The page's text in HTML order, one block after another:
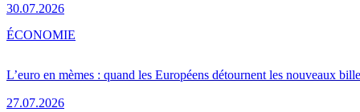
30.07.2026
L’euro en mèmes : quand les Européens détournent les nouveaux
27.07.2026
ÉCONOMIE